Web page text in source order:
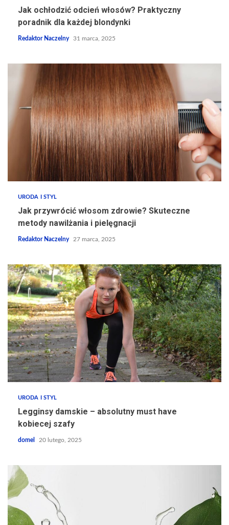
Jak ochłodzić odcień włosów? Praktyczny
poradnik dla każdej blondynki
Redaktor Naczelny 31 marca, 2025
URODA I STYL
Jak przywrócić włosom zdrowie? Skuteczne
metody nawilżania i pielęgnacji
Redaktor Naczelny 27 marca, 2025
URODA I STYL
Legginsy damskie – absolutny must have
kobiecej szafy
domel 20 lutego, 2025